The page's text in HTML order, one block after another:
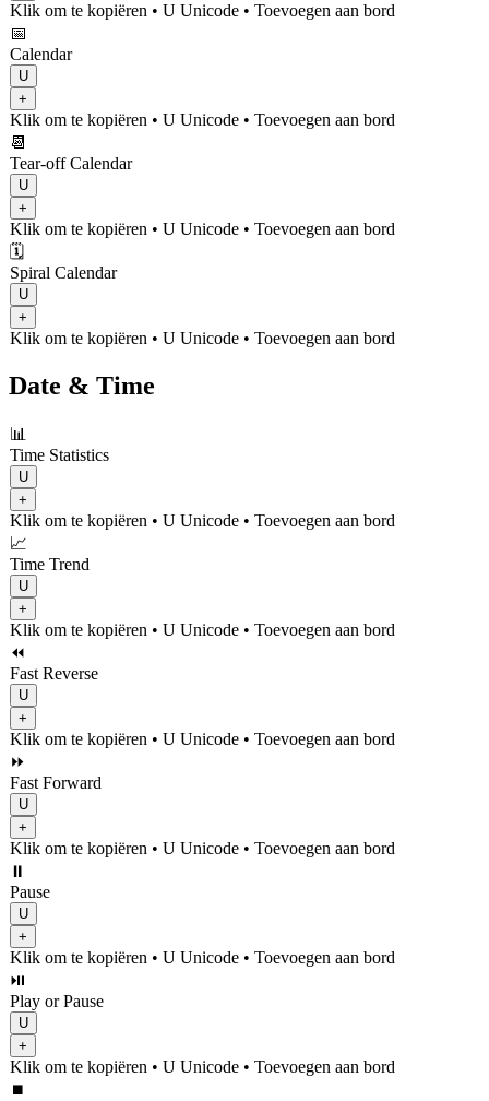
Klik om te kopiëren • U Unicode • Toevoegen aan bord
📅
Calendar
U
+
Klik om te kopiëren • U Unicode • Toevoegen aan bord
📆
Tear-off Calendar
U
+
Klik om te kopiëren • U Unicode • Toevoegen aan bord
🗓️
Spiral Calendar
U
+
Klik om te kopiëren • U Unicode • Toevoegen aan bord
Date & Time
📊
Time Statistics
U
+
Klik om te kopiëren • U Unicode • Toevoegen aan bord
📈
Time Trend
U
+
Klik om te kopiëren • U Unicode • Toevoegen aan bord
⏪
Fast Reverse
U
+
Klik om te kopiëren • U Unicode • Toevoegen aan bord
⏩
Fast Forward
U
+
Klik om te kopiëren • U Unicode • Toevoegen aan bord
⏸️
Pause
U
+
Klik om te kopiëren • U Unicode • Toevoegen aan bord
⏯️
Play or Pause
U
+
Klik om te kopiëren • U Unicode • Toevoegen aan bord
⏹️